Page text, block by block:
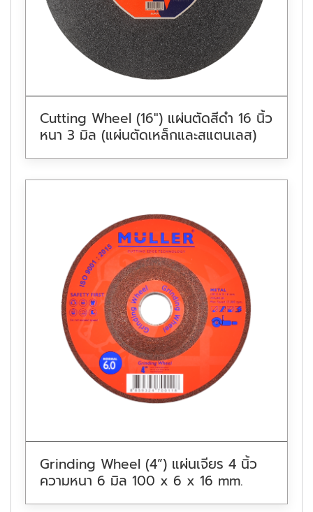
Cutting Wheel (16″) แผ่นตัดสีดำ 16 นิ้ว
หนา 3 มิล (แผ่นตัดเหล็กและสแตนเลส)
Grinding Wheel (4”) แผ่นเจียร 4 นิ้ว
ความหนา 6 มิล 100 x 6 x 16 mm.